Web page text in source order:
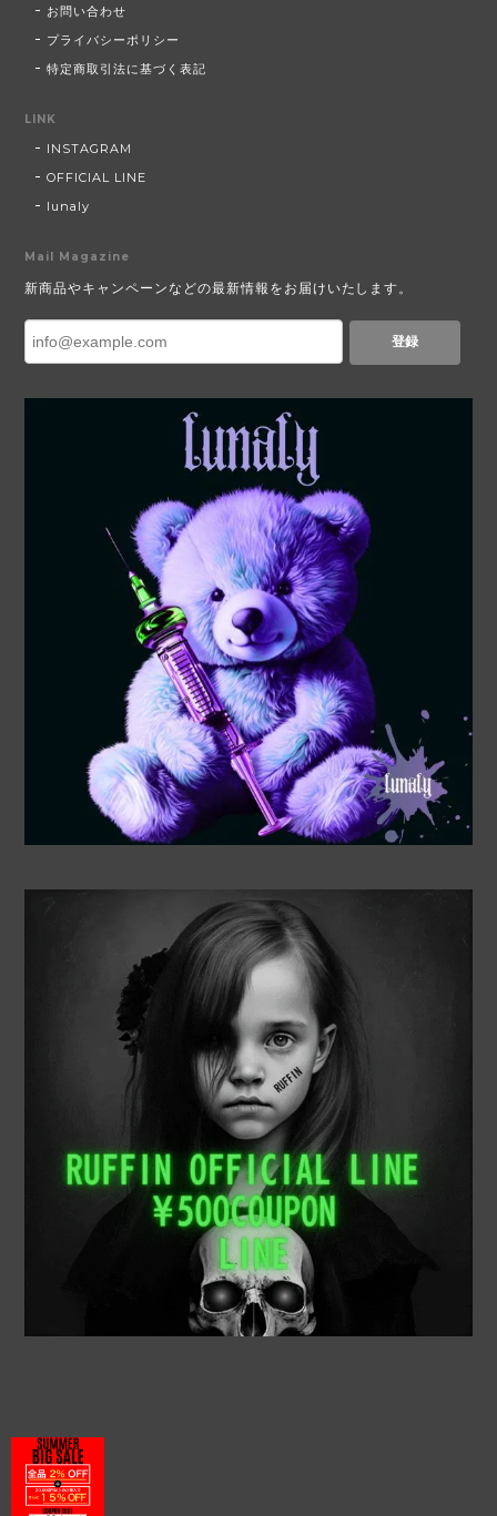
お問い合わせ
プライバシーポリシー
特定商取引法に基づく表記
LINK
INSTAGRAM
OFFICIAL LINE
lunaly
Mail Magazine
新商品やキャンペーンなどの最新情報をお届けいたします。
登録